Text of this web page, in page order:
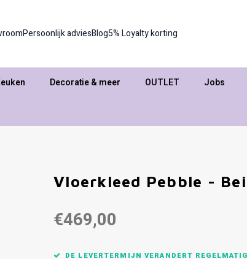
Persoonlijk adviesBlog5% Loyalty korting
Decoratie & meer OUTLET Jobs
Vloerkleed Pebble -
€469,00
DE LEVERTERMIJN VERANDERT